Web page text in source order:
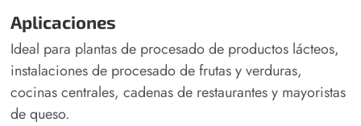
Aplicaciones
Ideal para plantas de procesado de productos lácteos,
instalaciones de procesado de frutas y verduras,
cocinas centrales, cadenas de restaurantes y mayoristas
de queso.